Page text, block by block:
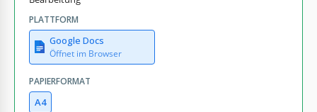
PLATTFORM
Google Docs
Öffnet im Browser
PAPIERFORMAT
A4